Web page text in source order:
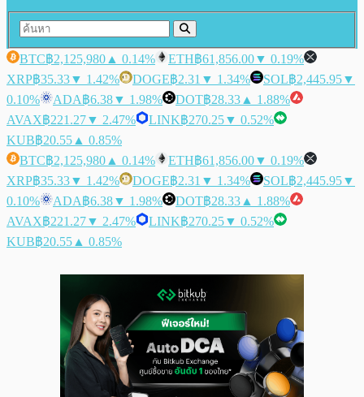
BTC฿2,125,980 ▲ 0.14% ETH฿61,856.00▼ 0.19%
XRP฿35.33▼ 1.42% DOGE฿2.31 ▼ 1.34% SOL฿2,445.95▼
0.10%
ADA฿6.38▼ 1.98% DOT฿28.33 ▲ 1.88%
AVAX฿221.27▼ 2.47% LINK฿270.25▼ 0.52%
KUB฿20.55 ▲ 0.85%
BTC฿2,125,980 ▲ 0.14% ETH฿61,856.00▼ 0.19%
XRP฿35.33▼ 1.42% DOGE฿2.31 ▼ 1.34% SOL฿2,445.95▼
0.10%
ADA฿6.38▼ 1.98% DOT฿28.33 ▲ 1.88%
AVAX฿221.27▼ 2.47% LINK฿270.25▼ 0.52%
KUB฿20.55 ▲ 0.85%